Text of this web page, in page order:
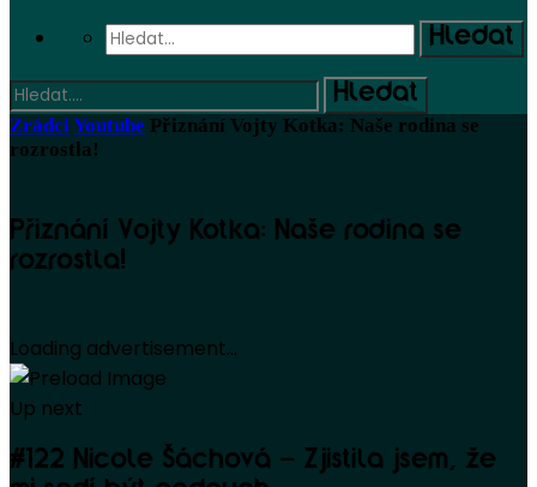
ZrádciYoutube Přiznání Vojty Kotka: Naše rodina se
rozrostla!
Přiznání Vojty Kotka: Naše rodina se
rozrostla!
Loading advertisement...
Up next
#122 Nicole Šáchová – Zjistila jsem, že